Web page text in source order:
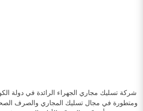
شركة تسليك مجاري الجهراء الرائدة في دولة